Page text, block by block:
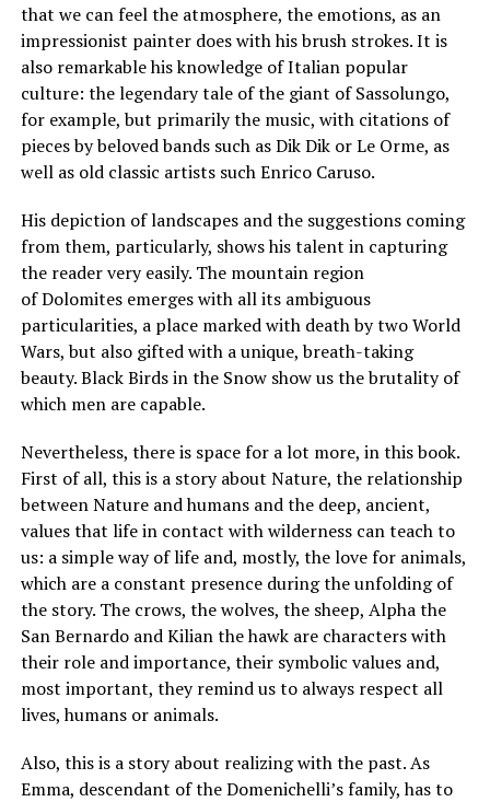
that we can feel the atmosphere, the emotions, as an
impressionist painter does with his brush strokes. It is
also remarkable his knowledge of Italian popular
culture: the legendary tale of the giant of Sassolungo,
for example, but primarily the music, with citations of
pieces by beloved bands such as Dik Dik or Le Orme, as
well as old classic artists such Enrico Caruso.
His depiction of landscapes and the suggestions coming
from them, particularly, shows his talent in capturing
the reader very easily. The mountain region
of Dolomites emerges with all its ambiguous
particularities, a place marked with death by two World
Wars, but also gifted with a unique, breath-taking
beauty. Black Birds in the Snow show us the brutality of
which men are capable.
Nevertheless, there is space for a lot more, in this book.
First of all, this is a story about Nature, the relationship
between Nature and humans and the deep, ancient,
values that life in contact with wilderness can teach to
us: a simple way of life and, mostly, the love for animals,
which are a constant presence during the unfolding of
the story. The crows, the wolves, the sheep, Alpha the
San Bernardo and Kilian the hawk are characters with
their role and importance, their symbolic values and,
most important, they remind us to always respect all
lives, humans or animals.
Also, this is a story about realizing with the past. As
Emma, descendant of the Domenichelli’s family, has to